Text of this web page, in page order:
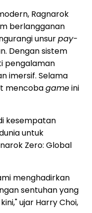
Ragnarok
berlangganan
unsurpay-
Dengan sistem
pengalaman
imersif. Selama
mencobagameini
kesempatan
untuk
Zero: Global
menghadirkan
sentuhan yang
ujar Harry Choi,